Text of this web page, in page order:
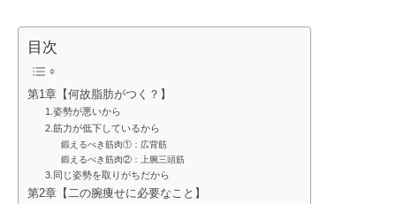
目次
第1章【何故脂肪がつく？】
1.姿勢が悪いから
2.筋力が低下しているから
鍛えるべき筋肉①：広背筋
鍛えるべき筋肉②：上腕三頭筋
3.同じ姿勢を取りがちだから
第2章【二の腕痩せに必要なこと】